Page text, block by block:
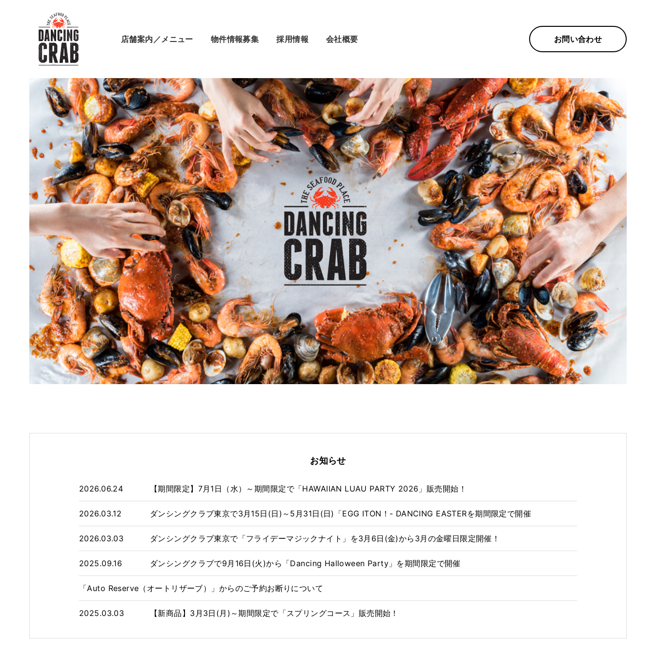
店舗案内／メニュー 物件情報募集 採用情報 会社概要 お問い合わせ
お知らせ
2026.06.24 【期間限定】7月1日（水）～期間限定で「HAWAIIAN LUAU PARTY 2026」販売開始！
2026.03.12 ダンシングクラブ東京で3月15日(日)～5月31日(日)「EGG ITON！- DANCING EASTERを期間限定で開催
2026.03.03 ダンシングクラブ東京で「フライデーマジックナイト」を3月6日(金)から3月の金曜日限定開催！
2025.09.16 ダンシングクラブで9月16日(火)から「Dancing Halloween Party」を期間限定で開催
「Auto Reserve（オートリザーブ）」からのご予約お断りについて
2025.03.03 【新商品】3月3日(月)～期間限定で「スプリングコース」販売開始！